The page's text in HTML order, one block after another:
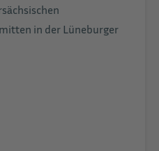
in der Lüneburger